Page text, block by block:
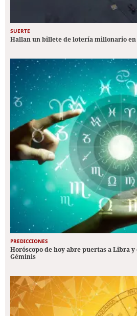
SUERTE
Hallan un billete de lotería millonario
PREDICCIONES
Horóscopo de hoy abre puertas a Libra
Géminis